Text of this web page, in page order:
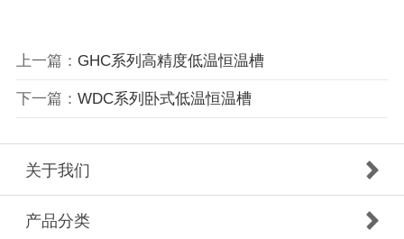
上一篇： GHC系列高精度低温恒温槽
下一篇： WDC系列卧式低温恒温槽
关于我们
产品分类